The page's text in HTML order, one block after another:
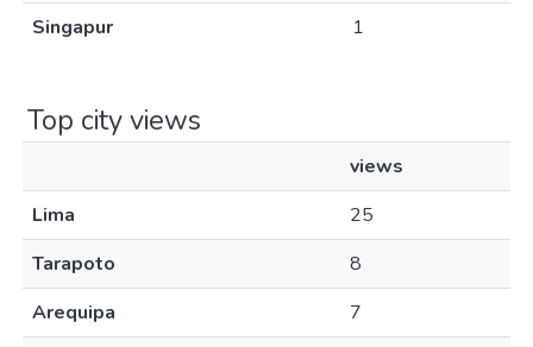
Singapur
1
Top city views
views
Lima
25
Tarapoto
8
Arequipa
7